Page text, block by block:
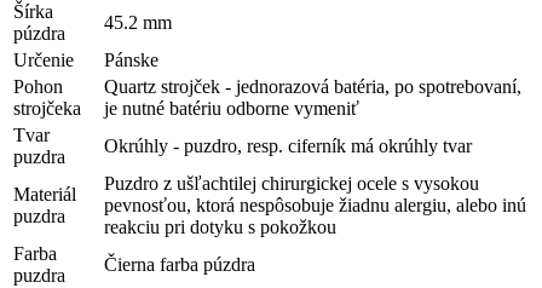
Šírka
púzdra
45.2 mm
Určenie
Pánske
Pohon
strojčeka
Quartz strojček - jednorazová batéria, po spotrebovaní,
je nutné batériu odborne vymeniť
Tvar
puzdra
Okrúhly - puzdro, resp. ciferník má okrúhly tvar
Materiál
puzdra
Puzdro z ušľachtilej chirurgickej ocele s vysokou
pevnosťou, ktorá nespôsobuje žiadnu alergiu, alebo inú
reakciu pri dotyku s pokožkou
Farba
puzdra
Čierna farba púzdra